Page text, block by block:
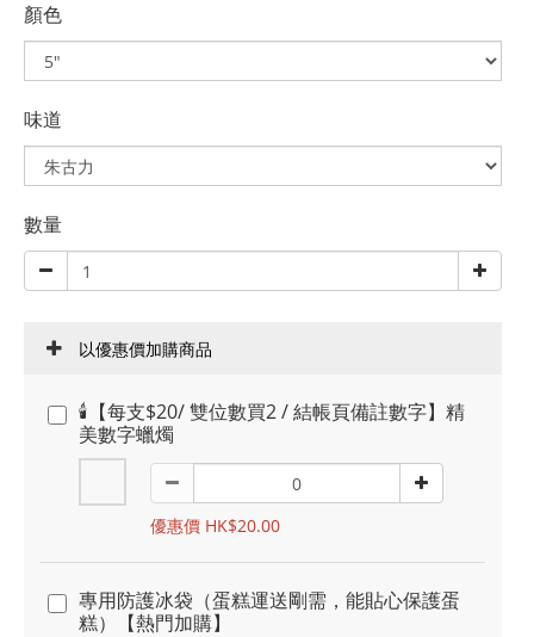
顏色
味道
數量
以優惠價加購商品
🕯️【每支$20/ 雙位數買2 / 結帳頁備註數字】精
美數字蠟燭
優惠價 HK$20.00
專用防護冰袋（蛋糕運送剛需，能貼心保護蛋
糕）【熱門加購】